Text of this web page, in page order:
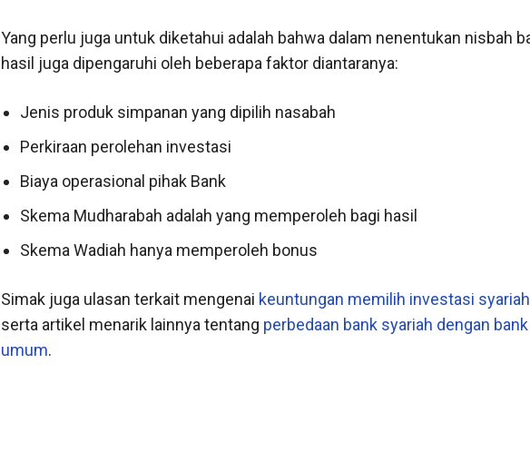
Yang perlu juga untuk diketahui adalah bahwa dalam nenentukan nisbah
hasil juga dipengaruhi oleh beberapa faktor diantaranya:
Jenis produk simpanan yang dipilih nasabah
Perkiraan perolehan investasi
Biaya operasional pihak Bank
Skema Mudharabah adalah yang memperoleh bagi hasil
Skema Wadiah hanya memperoleh bonus
Simak juga ulasan terkait mengenai keuntungan memilih investasi syariah
serta artikel menarik lainnya tentang perbedaan bank syariah dengan bank
umum.